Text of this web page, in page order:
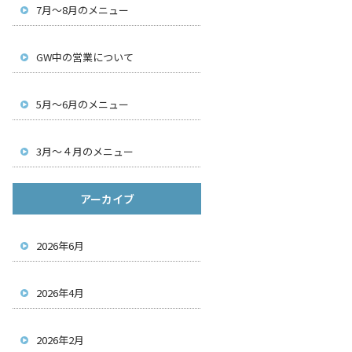
7月～8月のメニュー
GW中の営業について
5月～6月のメニュー
3月～４月のメニュー
アーカイブ
2026年6月
2026年4月
2026年2月